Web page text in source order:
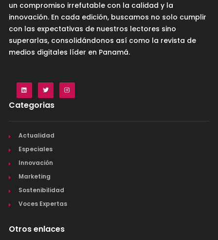
un compromiso irrefutable con la calidad y la
innovación. En cada edición, buscamos no solo cumplir
con las expectativas de nuestros lectores sino
superarlas, consolidándonos así como la revista de
medios digitales líder en Panamá.
Categorias
Actualidad
Especiales
Innovación
Marketing
Sostenibilidad
Voces Expertas
Otros enlaces